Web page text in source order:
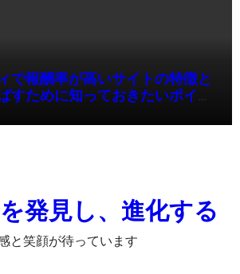
で報酬率が高いサイトの特徴と
すために知っておきたいポイン
発見し、進化する
と笑顔が待っています